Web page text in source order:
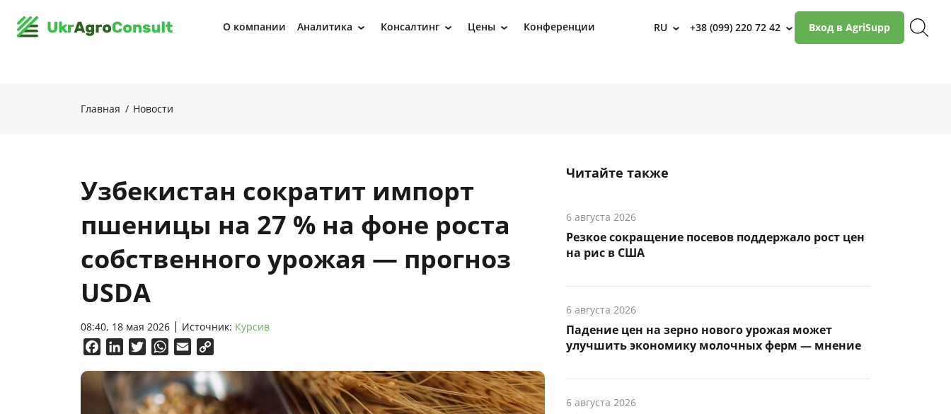
О компании Аналитика › Консалтинг › Цены › Конференции RU › +38 (099) 220 72 42 › Вход в AgriSupp
Главная Новости
Узбекистан сократит импорт
пшеницы на 27 % на фоне роста
собственного урожая — прогноз
USDA
08:40, 18 мая 2026 Источник: Курсив
FacebookLinkedInTwitterWhatsApp
Email
Читайте также
6 августа 2026
Резкое сокращение посевов поддержало рост цен
на рис в США
6 августа 2026
Падение цен на зерно нового урожая может
улучшить экономику молочных ферм — мнение
6 августа 2026